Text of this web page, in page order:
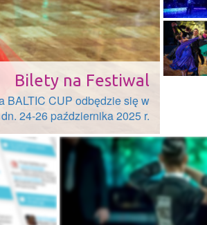
Bilety na Festiwal
BALTIC CUP odbędzie się w
dn. 24-26 października 2025 r.